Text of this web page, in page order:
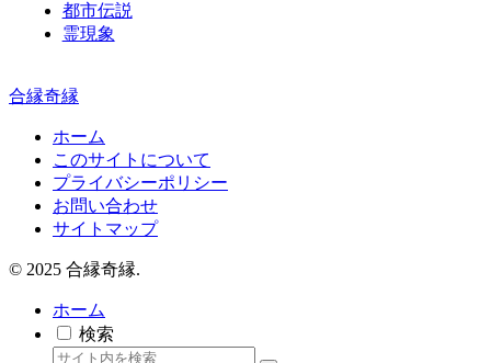
都市伝説
霊現象
合縁奇縁
ホーム
このサイトについて
プライバシーポリシー
お問い合わせ
サイトマップ
© 2025 合縁奇縁.
ホーム
検索